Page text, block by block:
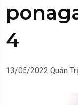
4
13/05/2022 Quản